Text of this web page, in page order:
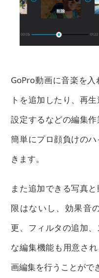
GoPro動画に音楽を
トを追加したり、再
設定するなどの編集
簡単にプロ顔負けの
きます。
また追加できる写真
限はないし、効果音
更、フィルタの追加
な編集機能も用意さ
画編集を行うことがで